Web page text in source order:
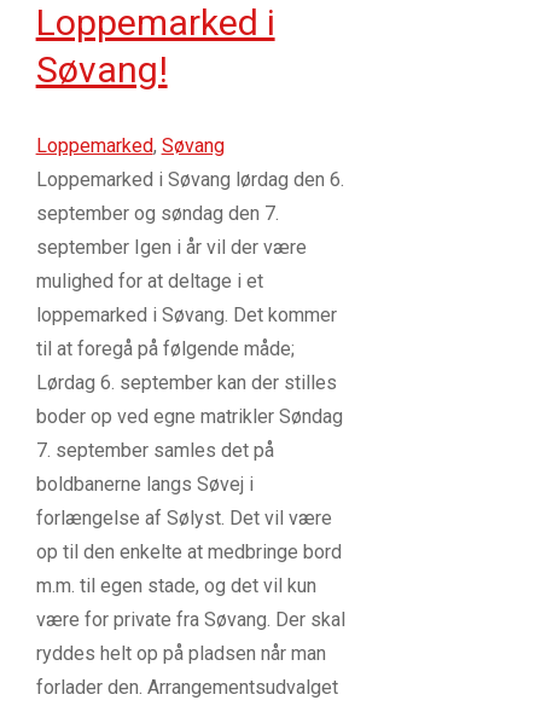
Loppemarked i
Søvang!
Loppemarked, Søvang
Loppemarked i Søvang lørdag den 6.
september og søndag den 7.
september Igen i år vil der være
mulighed for at deltage i et
loppemarked i Søvang. Det kommer
til at foregå på følgende måde;
Lørdag 6. september kan der stilles
boder op ved egne matrikler Søndag
7. september samles det på
boldbanerne langs Søvej i
forlængelse af Sølyst. Det vil være
op til den enkelte at medbringe bord
m.m. til egen stade, og det vil kun
være for private fra Søvang. Der skal
ryddes helt op på pladsen når man
forlader den. Arrangementsudvalget